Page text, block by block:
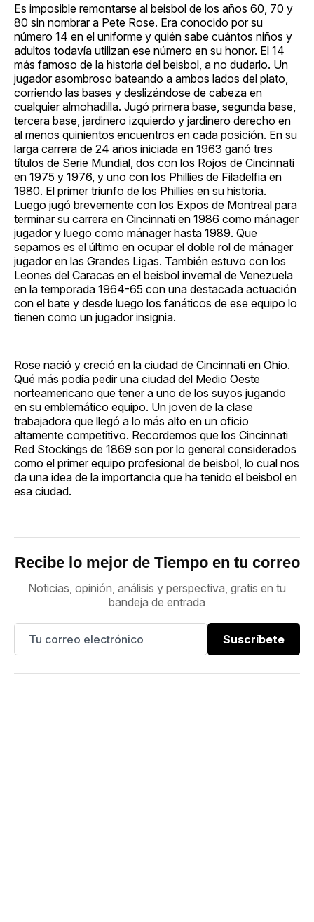
Es imposible remontarse al beisbol de los años 60, 70 y
80 sin nombrar a Pete Rose. Era conocido por su
número 14 en el uniforme y quién sabe cuántos niños y
adultos todavía utilizan ese número en su honor. El 14
más famoso de la historia del beisbol, a no dudarlo. Un
jugador asombroso bateando a ambos lados del plato,
corriendo las bases y deslizándose de cabeza en
cualquier almohadilla. Jugó primera base, segunda base,
tercera base, jardinero izquierdo y jardinero derecho en
al menos quinientos encuentros en cada posición. En su
larga carrera de 24 años iniciada en 1963 ganó tres
títulos de Serie Mundial, dos con los Rojos de Cincinnati
en 1975 y 1976, y uno con los Phillies de Filadelfia en
1980. El primer triunfo de los Phillies en su historia.
Luego jugó brevemente con los Expos de Montreal para
terminar su carrera en Cincinnati en 1986 como mánager
jugador y luego como mánager hasta 1989. Que
sepamos es el último en ocupar el doble rol de mánager
jugador en las Grandes Ligas. También estuvo con los
Leones del Caracas en el beisbol invernal de Venezuela
en la temporada 1964-65 con una destacada actuación
con el bate y desde luego los fanáticos de ese equipo lo
tienen como un jugador insignia.
Rose nació y creció en la ciudad de Cincinnati en Ohio.
Qué más podía pedir una ciudad del Medio Oeste
norteamericano que tener a uno de los suyos jugando
en su emblemático equipo. Un joven de la clase
trabajadora que llegó a lo más alto en un oficio
altamente competitivo. Recordemos que los Cincinnati
Red Stockings de 1869 son por lo general considerados
como el primer equipo profesional de beisbol, lo cual nos
da una idea de la importancia que ha tenido el beisbol en
esa ciudad.
Recibe lo mejor de Tiempo en tu correo
Noticias, opinión, análisis y perspectiva, gratis en tu
bandeja de entrada
Suscríbete